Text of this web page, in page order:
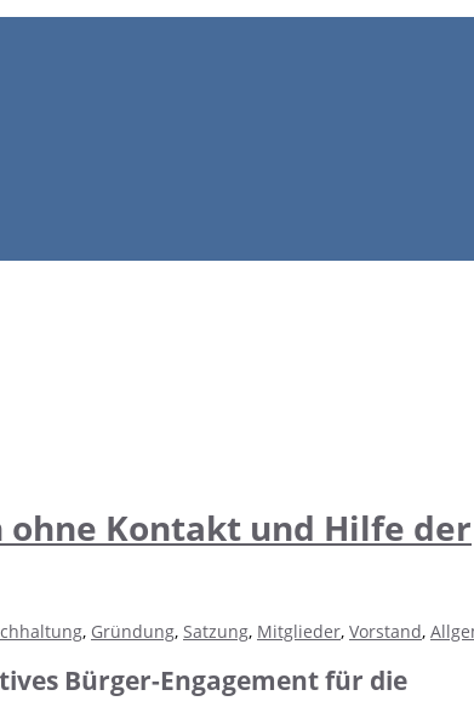
Kontakt und Hilfe der
, Gründung, Satzung, Mitglieder, Vorstand,
Bürger-Engagement für die